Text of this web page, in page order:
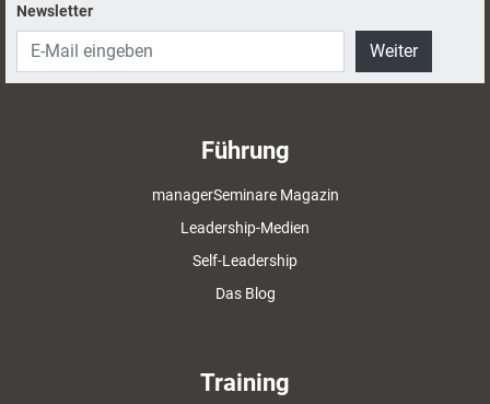
Newsletter
Weiter
Führung
managerSeminare Magazin
Leadership-Medien
Self-Leadership
Das Blog
Training